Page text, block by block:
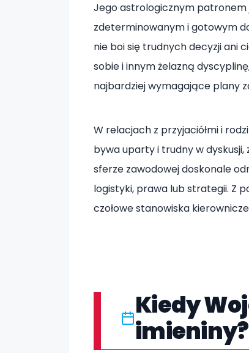
Jego astrologicznym patronem
zdeterminowanym i gotowym
nie boi się trudnych decyzji ani
sobie i innym żelazną
najbardziej wymagające plany
W relacjach z przyjaciółmi i
bywa uparty i trudny w dyskusji,
sferze zawodowej doskonale
logistyki, prawa lub strategii. Z
czołowe stanowiska
Kiedy